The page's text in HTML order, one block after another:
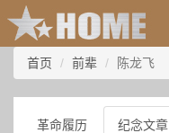
首页 前辈 陈龙飞
革命履历 纪念文章